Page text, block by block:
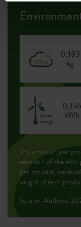
0,183
kg
0,156
kWh
The emission per
emission of the
per product, we
weight of each
Source: Anthesis